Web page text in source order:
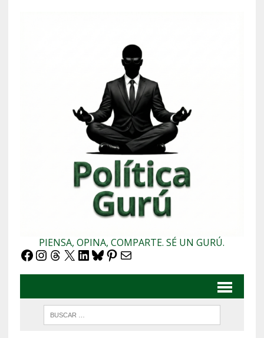
PIENSA, OPINA, COMPARTE. SÉ UN GURÚ.
Facebook
Instagram
Threads
X LinkedIn
Bluesky
Pinterest
Correo electrónico